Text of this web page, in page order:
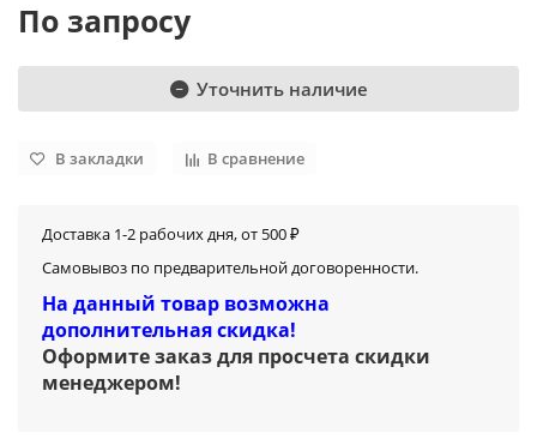
По запросу
Уточнить наличие
В закладки В сравнение
Доставка 1-2 рабочих дня, от 500 ₽
Самовывоз по предварительной договоренности.
На данный товар возможна
дополнительная скидка!
Оформите заказ для просчета скидки
менеджером!